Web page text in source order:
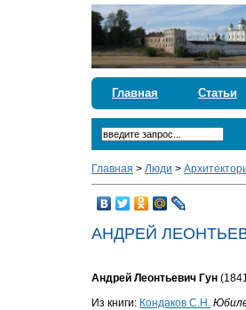
Главная Статьи
Главная >Люди >
АНДРЕЙ
Андрей Леонтьевич Гун
Из книги: Кондаков С.Н.